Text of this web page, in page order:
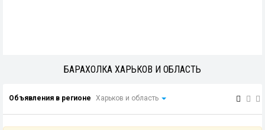
БАРАХОЛКА ХАРЬКОВ И ОБЛАСТЬ
Объявления в регионе Харьков и область